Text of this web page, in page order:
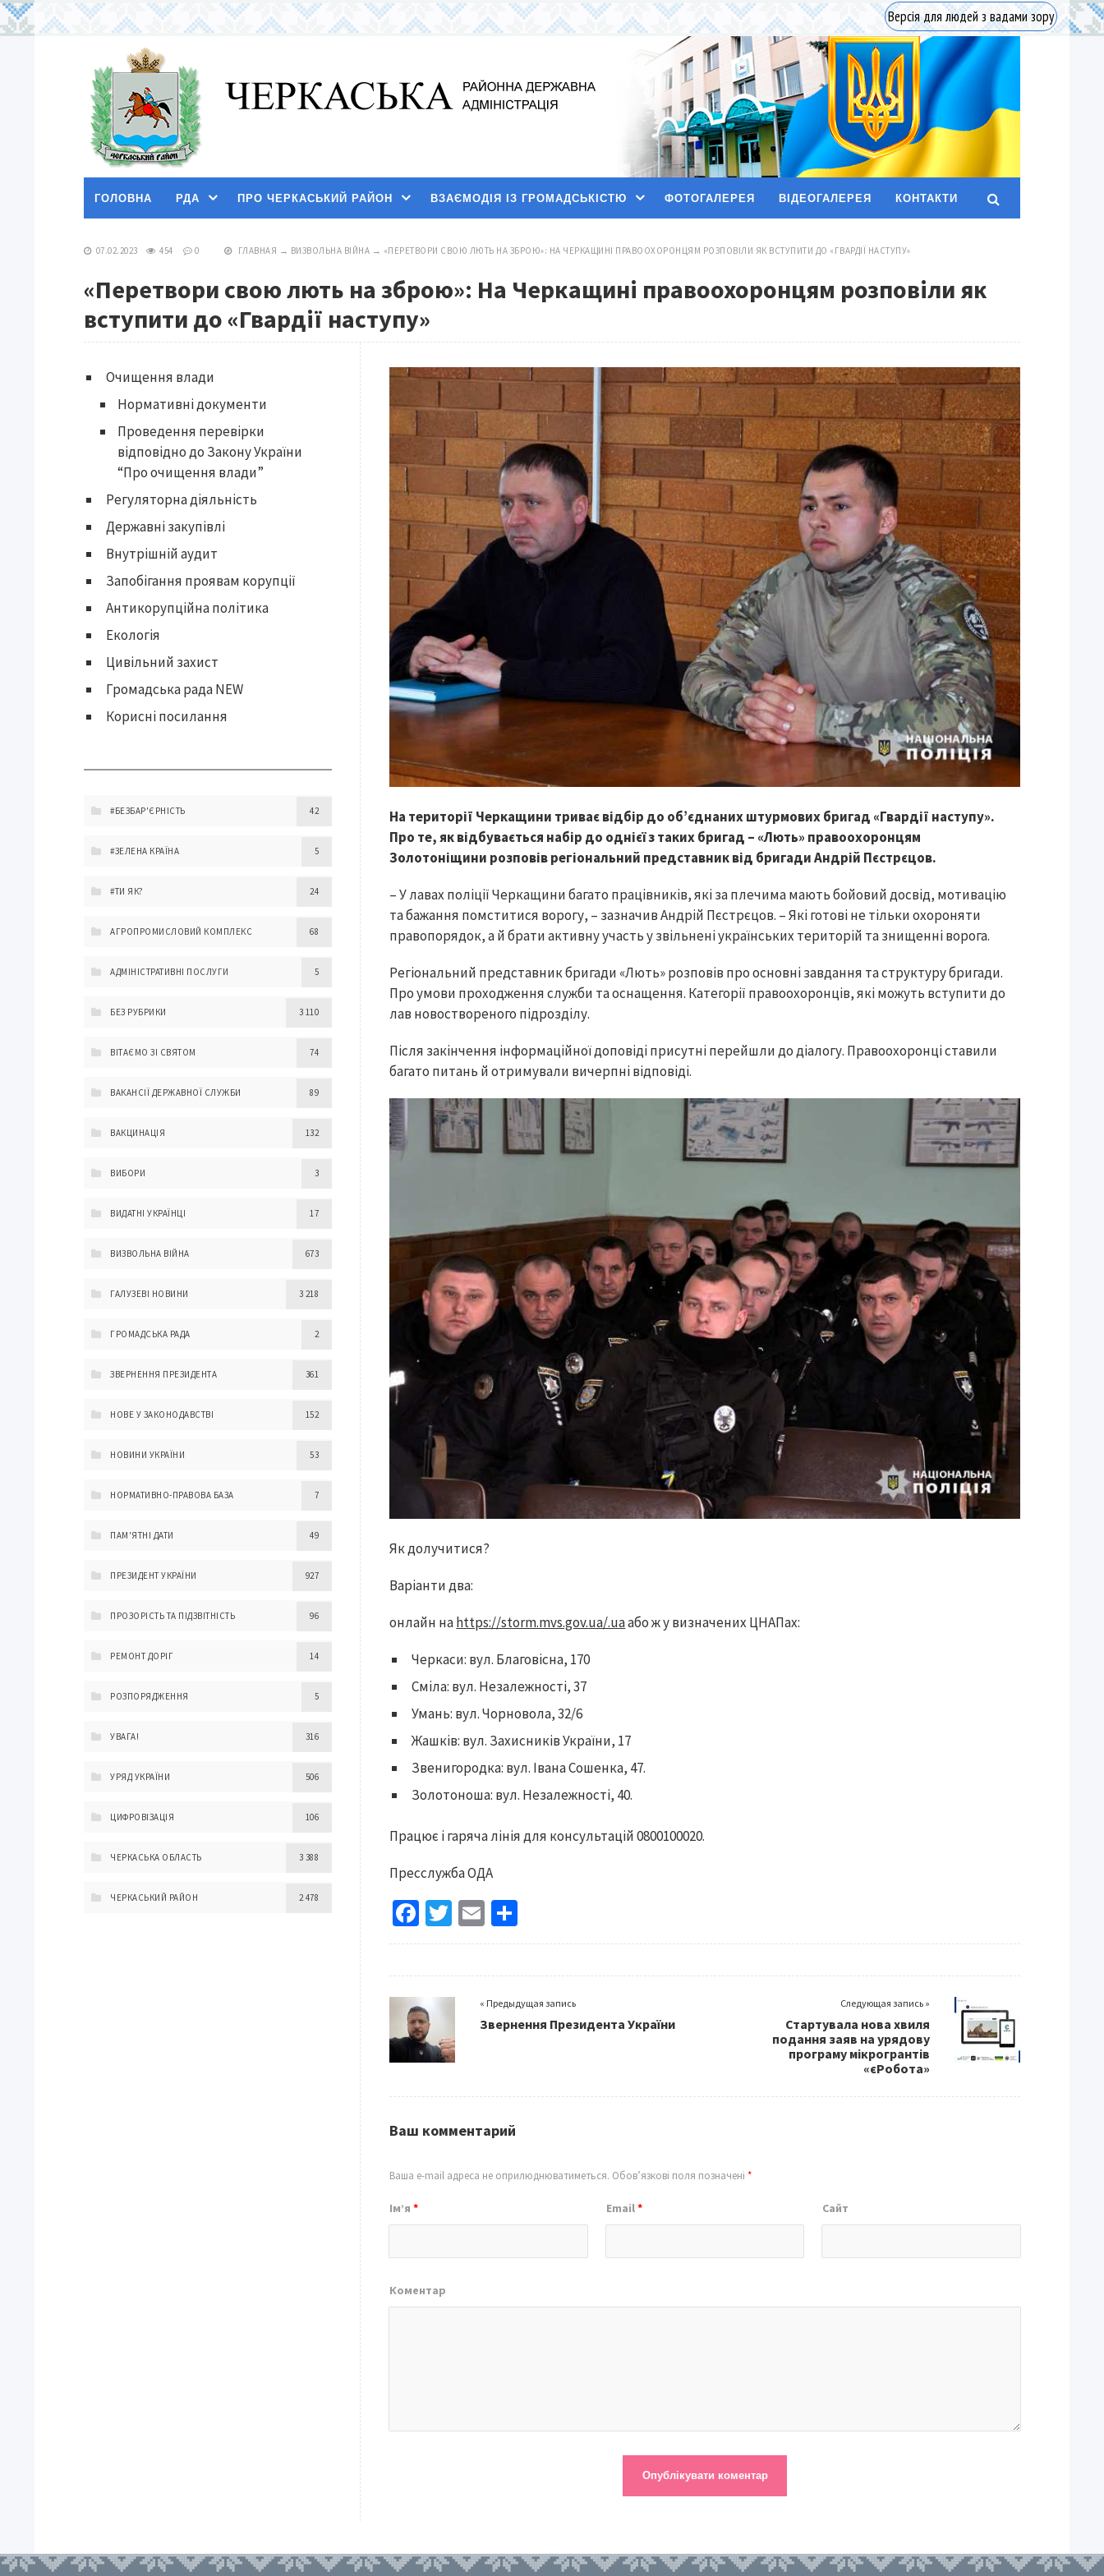
Версія для людей з вадами зору
ГОЛОВНА РДА ПРО ЧЕРКАСЬКИЙ РАЙОН ВЗАЄМОДІЯ ІЗ ГРОМАДСЬКІСТЮ ФОТОГАЛЕРЕЯ ВІДЕОГАЛЕРЕЯ КОНТАКТИ
07.02.2023 454 0 ГЛАВНАЯ → ВИЗВОЛЬНА ВІЙНА → «ПЕРЕТВОРИ СВОЮ ЛЮТЬ НА ЗБРОЮ»: НА ЧЕРКАЩИНІ ПРАВООХОРОНЦЯМ РОЗПОВІЛИ ЯК ВСТУПИТИ ДО «ГВАРДІЇ НАСТУПУ»
«Перетвори свою лють на зброю»: На Черкащині правоохоронцям розповіли як
вступити до «Гвардії наступу»
На території Черкащини триває відбір до об’єднаних штурмових бригад «Гвардії наступу».
Про те, як відбувається набір до однієї з таких бригад – «Лють» правоохоронцям
Золотоніщини розповів регіональний представник від бригади Андрій Пєстрєцов.
– У лавах поліції Черкащини багато працівників, які за плечима мають бойовий досвід, мотивацію
та бажання помститися ворогу, – зазначив Андрій Пєстрєцов. – Які готові не тільки охороняти
правопорядок, а й брати активну участь у звільнені українських територій та знищенні ворога.
Регіональний представник бригади «Лють» розповів про основні завдання та структуру бригади.
Про умови проходження служби та оснащення. Категорії правоохоронців, які можуть вступити до
лав новоствореного підрозділу.
Після закінчення інформаційної доповіді присутні перейшли до діалогу. Правоохоронці ставили
багато питань й отримували вичерпні відповіді.
Як долучитися?
Варіанти два:
онлайн наhttps://storm.mvs.gov.ua/.uaабо ж у визначених ЦНАПах:
Черкаси: вул. Благовісна, 170
Сміла: вул. Незалежності, 37
Умань: вул. Чорновола, 32/6
Жашків: вул. Захисників України, 17
Звенигородка: вул. Івана Сошенка, 47.
Золотоноша: вул. Незалежності, 40.
Працює і гаряча лінія для консультацій 0800100020.
Пресслужба ОДА
Fa
ce
o
k
T
wi
er
E
m
l
h
« Предыдущая запись
Звернення Президента України
Следующая запись »
Стартувала нова хвиля
подання заяв на урядову
програму мікрогрантів
«єРобота»
Ваш комментарий
Ваша e-mail адреса не оприлюднюватиметься. Обов’язкові поля позначені*
Ім’я* Email* Сайт
Коментар
Очищення влади
Нормативні документи
Проведення перевірки
відповідно до Закону України
“Про очищення влади”
Регуляторна діяльність
Державні закупівлі
Внутрішній аудит
Запобігання проявам корупції
Антикорупційна політика
Екологія
Цивільний захист
Громадська рада NEW
Корисні посилання
#БЕЗБАР'ЄРНІСТЬ 42
#ЗЕЛЕНА КРАЇНА 5
#ТИ ЯК? 24
АГРОПРОМИСЛОВИЙ КОМПЛЕКС 68
АДМІНІСТРАТИВНІ ПОСЛУГИ 5
БЕЗ РУБРИКИ 3 110
ВІТАЄМО ЗІ СВЯТОМ 74
ВАКАНСІЇ ДЕРЖАВНОЇ СЛУЖБИ 89
ВАКЦИНАЦІЯ 132
ВИБОРИ 3
ВИДАТНІ УКРАЇНЦІ 17
ВИЗВОЛЬНА ВІЙНА 673
ГАЛУЗЕВІ НОВИНИ 3 218
ГРОМАДСЬКА РАДА 2
ЗВЕРНЕННЯ ПРЕЗИДЕНТА 361
НОВЕ У ЗАКОНОДАВСТВІ 152
НОВИНИ УКРАЇНИ 53
НОРМАТИВНО-ПРАВОВА БАЗА 7
ПАМ'ЯТНІ ДАТИ 49
ПРЕЗИДЕНТ УКРАЇНИ 927
ПРОЗОРІСТЬ ТА ПІДЗВІТНІСТЬ 96
РЕМОНТ ДОРІГ 14
РОЗПОРЯДЖЕННЯ 5
УВАГА! 316
УРЯД УКРАЇНИ 506
ЦИФРОВІЗАЦІЯ 106
ЧЕРКАСЬКА ОБЛАСТЬ 3 388
ЧЕРКАСЬКИЙ РАЙОН 2 478